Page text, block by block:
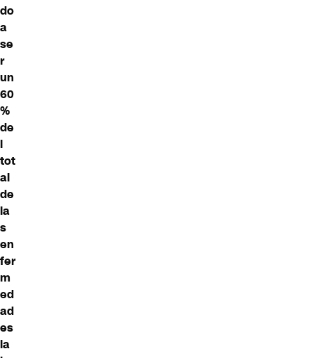
do
a
se
r
un
60
%
de
l
tot
al
de
la
s
en
fer
m
ed
ad
es
la